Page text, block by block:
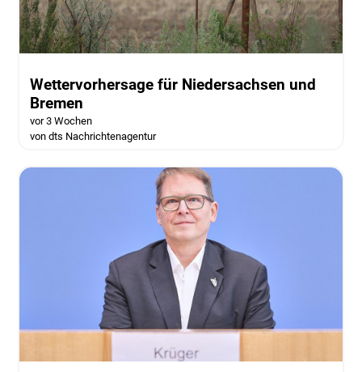
Wettervorhersage für Niedersachsen und
Bremen
vor 3 Wochen
von dts Nachrichtenagentur